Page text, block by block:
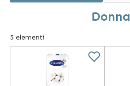
Donna
5 elementi